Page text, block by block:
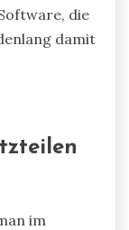
die
damit
im